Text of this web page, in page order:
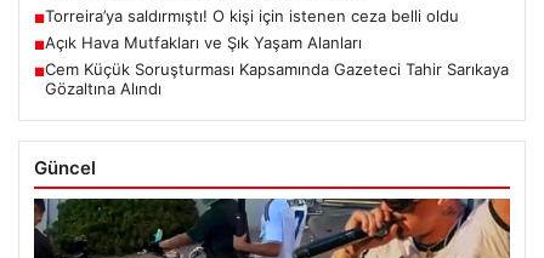
■Torreira’ya saldırmıştı! O kişi için istenen ceza belli oldu
■Açık Hava Mutfakları ve Şık Yaşam Alanları
■Cem Küçük Soruşturması Kapsamında Gazeteci Tahir Sarıkaya
Gözaltına Alındı
Güncel